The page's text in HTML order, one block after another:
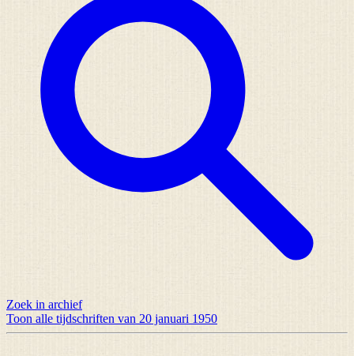
Zoek in archief
Toon alle tijdschriften van 20 januari 1950